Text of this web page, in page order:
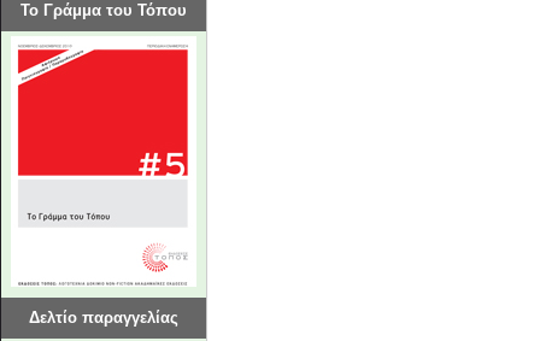
Το Γράμμα του Τόπου
Δελτίο παραγγελίας